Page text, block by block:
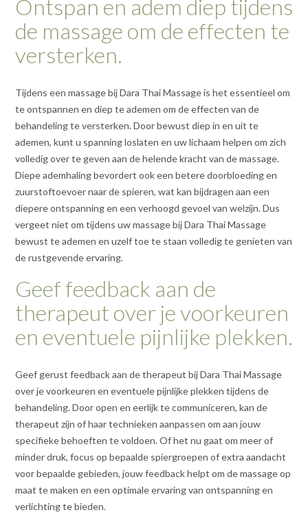
Ontspan en adem diep tijdens
de massage om de effecten te
versterken.
Tijdens een massage bij Dara Thai Massage is het essentieel om
te ontspannen en diep te ademen om de effecten van de
behandeling te versterken. Door bewust diep in en uit te
ademen, kunt u spanning loslaten en uw lichaam helpen om zich
volledig over te geven aan de helende kracht van de massage.
Diepe ademhaling bevordert ook een betere doorbloeding en
zuurstoftoevoer naar de spieren, wat kan bijdragen aan een
diepere ontspanning en een verhoogd gevoel van welzijn. Dus
vergeet niet om tijdens uw massage bij Dara Thai Massage
bewust te ademen en uzelf toe te staan ​​volledig te genieten van
de rustgevende ervaring.
Geef feedback aan de
therapeut over je voorkeuren
en eventuele pijnlijke plekken.
Geef gerust feedback aan de therapeut bij Dara Thai Massage
over je voorkeuren en eventuele pijnlijke plekken tijdens de
behandeling. Door open en eerlijk te communiceren, kan de
therapeut zijn of haar technieken aanpassen om aan jouw
specifieke behoeften te voldoen. Of het nu gaat om meer of
minder druk, focus op bepaalde spiergroepen of extra aandacht
voor bepaalde gebieden, jouw feedback helpt om de massage op
maat te maken en een optimale ervaring van ontspanning en
verlichting te bieden.